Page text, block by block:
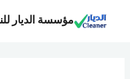
مؤسسة الديار